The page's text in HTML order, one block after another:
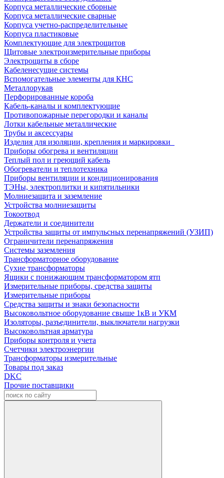
Корпуса металлические сборные
Корпуса металлические сварные
Корпуса учетно-распределительные
Корпуса пластиковые
Комплектующие для электрощитов
Щитовые электроизмерительные приборы
Электрощиты в сборе
Кабеленесущие системы
Вспомогательные элементы для КНС
Металлорукав
Перфорированные короба
Кабель-каналы и комплектующие
Противопожарные перегородки и каналы
Лотки кабельные металлические
Трубы и аксессуары
Изделия для изоляции, крепления и маркировки
Приборы обогрева и вентиляции
Теплый пол и греющий кабель
Обогреватели и теплотехника
Приборы вентиляции и кондиционирования
ТЭНы, электроплитки и кипятильники
Молниезащита и заземление
Устройства молниезащиты
Токоотвод
Держатели и соединители
Устройства защиты от импульсных перенапряжений (УЗИП)
Ограничители перенапряжения
Системы заземления
Трансформаторное оборудование
Сухие трансформаторы
Ящики с понижающим трансформатором ятп
Измерительные приборы, средства защиты
Измерительные приборы
Средства защиты и знаки безопасности
Высоковольтное оборудование свыше 1кВ и УКМ
Изоляторы, разъединители, выключатели нагрузки
Высоковольтная арматура
Приборы контроля и учета
Счетчики электроэнергии
Трансформаторы измерительные
Товары под заказ
DKC
Прочие поставщики